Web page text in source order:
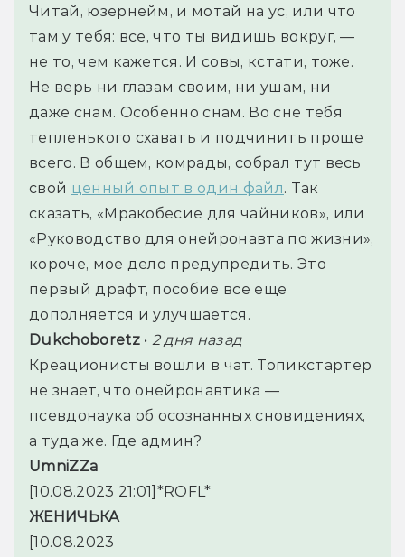
Читай, юзернейм, и мотай на ус, или что
там у тебя: все, что ты видишь вокруг, —
не то, чем кажется. И совы, кстати, тоже.
Не верь ни глазам своим, ни ушам, ни
даже снам. Особенно снам. Во сне тебя
тепленького схавать и подчинить проще
всего. В общем, комрады, собрал тут весь
свой ценный опыт в один файл. Так
сказать, «Мракобесие для чайников», или
«Руководство для онейронавта по жизни»,
короче, мое дело предупредить. Это
первый драфт, пособие все еще
дополняется и улучшается.
Dukchoboretz • 2 дня назад
Креационисты вошли в чат. Топикстартер
не знает, что онейронавтика —
псевдонаука об осознанных сновидениях,
а туда же. Где админ?
UmniZZa
[10.08.2023 21:01] *ROFL*
ЖЕНИЧЬКА
[10.08.2023